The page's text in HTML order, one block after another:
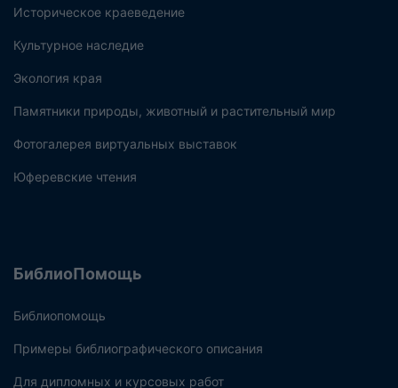
Историческое краеведение
Культурное наследие
Экология края
Памятники природы, животный и растительный мир
Фотогалерея виртуальных выставок
Юферевские чтения
БиблиоПомощь
Библиопомощь
Примеры библиографического описания
Для дипломных и курсовых работ